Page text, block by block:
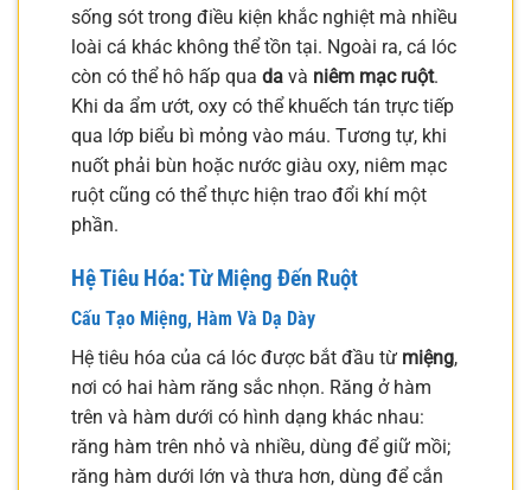
sống sót trong điều kiện khắc nghiệt mà nhiều
loài cá khác không thể tồn tại. Ngoài ra, cá lóc
còn có thể hô hấp qua da và niêm mạc ruột.
Khi da ẩm ướt, oxy có thể khuếch tán trực tiếp
qua lớp biểu bì mỏng vào máu. Tương tự, khi
nuốt phải bùn hoặc nước giàu oxy, niêm mạc
ruột cũng có thể thực hiện trao đổi khí một
phần.
Hệ Tiêu Hóa: Từ Miệng Đến Ruột
Cấu Tạo Miệng, Hàm Và Dạ Dày
Hệ tiêu hóa của cá lóc được bắt đầu từ miệng,
nơi có hai hàm răng sắc nhọn. Răng ở hàm
trên và hàm dưới có hình dạng khác nhau:
răng hàm trên nhỏ và nhiều, dùng để giữ mồi;
răng hàm dưới lớn và thưa hơn, dùng để cắn